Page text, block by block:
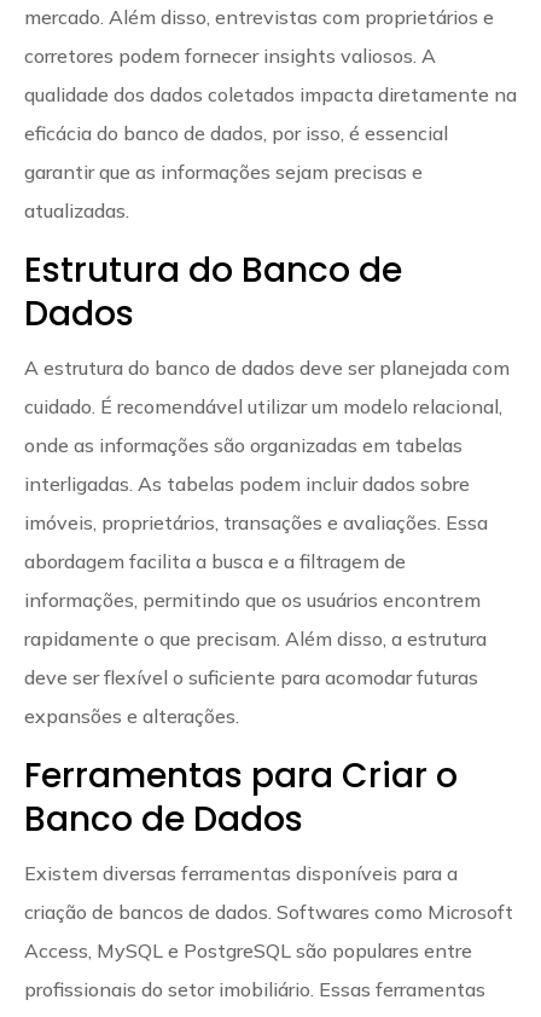
mercado. Além disso, entrevistas com proprietários e
corretores podem fornecer insights valiosos. A
qualidade dos dados coletados impacta diretamente na
eficácia do banco de dados, por isso, é essencial
garantir que as informações sejam precisas e
atualizadas.
Estrutura do Banco de
Dados
A estrutura do banco de dados deve ser planejada com
cuidado. É recomendável utilizar um modelo relacional,
onde as informações são organizadas em tabelas
interligadas. As tabelas podem incluir dados sobre
imóveis, proprietários, transações e avaliações. Essa
abordagem facilita a busca e a filtragem de
informações, permitindo que os usuários encontrem
rapidamente o que precisam. Além disso, a estrutura
deve ser flexível o suficiente para acomodar futuras
expansões e alterações.
Ferramentas para Criar o
Banco de Dados
Existem diversas ferramentas disponíveis para a
criação de bancos de dados. Softwares como Microsoft
Access, MySQL e PostgreSQL são populares entre
profissionais do setor imobiliário. Essas ferramentas